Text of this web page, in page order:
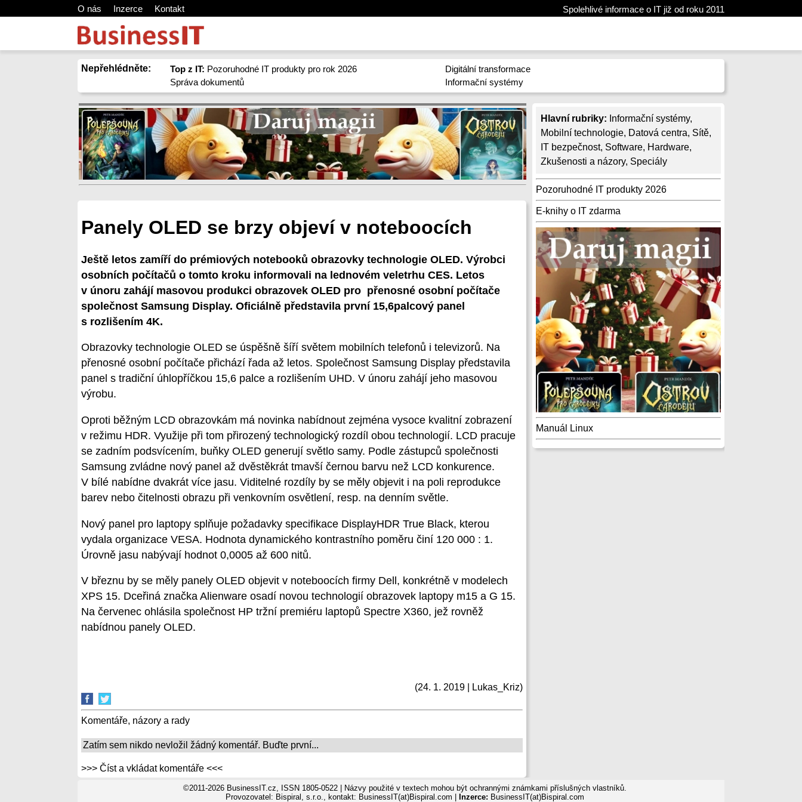
O nás Inzerce Kontakt Spolehlivé informace o IT již od roku 2011
Nepřehlédněte: Top z IT: Pozoruhodné IT produkty pro rok 2026
Správa dokumentů
Digitální transformace
Informační systémy
Hlavní rubriky: Informační systémy,
Mobilní technologie, Datová centra, Sítě,
IT bezpečnost, Software, Hardware,
Zkušenosti a názory, Speciály
Pozoruhodné IT produkty 2026
E-knihy o IT zdarma
Manuál Linux
Panely OLED se brzy objeví v noteboocích
Ještě letos zamíří do prémiových notebooků obrazovky technologie OLED. Výrobci
osobních počítačů o tomto kroku informovali na lednovém veletrhu CES. Letos
v únoru zahájí masovou produkci obrazovek OLED pro přenosné osobní počítače
společnost Samsung Display. Oficiálně představila první 15,6palcový panel
s rozlišením 4K.
Obrazovky technologie OLED se úspěšně šíří světem mobilních telefonů i televizorů. Na
přenosné osobní počítače přichází řada až letos. Společnost Samsung Display představila
panel s tradiční úhlopříčkou 15,6 palce a rozlišením UHD. V únoru zahájí jeho masovou
výrobu.
Oproti běžným LCD obrazovkám má novinka nabídnout zejména vysoce kvalitní zobrazení
v režimu HDR. Využije při tom přirozený technologický rozdíl obou technologií. LCD pracuje
se zadním podsvícením, buňky OLED generují světlo samy. Podle zástupců společnosti
Samsung zvládne nový panel až dvěstěkrát tmavší černou barvu než LCD konkurence.
V bílé nabídne dvakrát více jasu. Viditelné rozdíly by se měly objevit i na poli reprodukce
barev nebo čitelnosti obrazu při venkovním osvětlení, resp. na denním světle.
Nový panel pro laptopy splňuje požadavky specifikace DisplayHDR True Black, kterou
vydala organizace VESA. Hodnota dynamického kontrastního poměru činí 120 000 : 1.
Úrovně jasu nabývají hodnot 0,0005 až 600 nitů.
V březnu by se měly panely OLED objevit v noteboocích firmy Dell, konkrétně v modelech
XPS 15. Dceřiná značka Alienware osadí novou technologií obrazovek laptopy m15 a G 15.
Na červenec ohlásila společnost HP tržní premiéru laptopů Spectre X360, jež rovněž
nabídnou panely OLED.
(24. 1. 2019 | Lukas_Kriz)
Komentáře, názory a rady
Zatím sem nikdo nevložil žádný komentář. Buďte první...
>>> Číst a vkládat komentáře <<<
©2011-2026 BusinessIT.cz, ISSN 1805-0522 | Názvy použité v textech mohou být ochrannými známkami příslušných vlastníků.
Provozovatel: Bispiral, s.r.o., kontakt: BusinessIT(at)Bispiral.com |
Inzerce: BusinessIT(at)Bispiral.com